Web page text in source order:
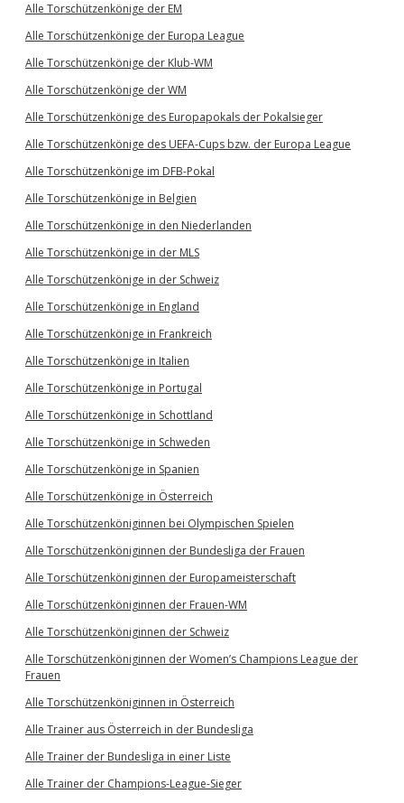
Alle Torschützenkönige der EM
Alle Torschützenkönige der Europa League
Alle Torschützenkönige der Klub-WM
Alle Torschützenkönige der WM
Alle Torschützenkönige des Europapokals der Pokalsieger
Alle Torschützenkönige des UEFA-Cups bzw. der Europa League
Alle Torschützenkönige im DFB-Pokal
Alle Torschützenkönige in Belgien
Alle Torschützenkönige in den Niederlanden
Alle Torschützenkönige in der MLS
Alle Torschützenkönige in der Schweiz
Alle Torschützenkönige in England
Alle Torschützenkönige in Frankreich
Alle Torschützenkönige in Italien
Alle Torschützenkönige in Portugal
Alle Torschützenkönige in Schottland
Alle Torschützenkönige in Schweden
Alle Torschützenkönige in Spanien
Alle Torschützenkönige in Österreich
Alle Torschützenköniginnen bei Olympischen Spielen
Alle Torschützenköniginnen der Bundesliga der Frauen
Alle Torschützenköniginnen der Europameisterschaft
Alle Torschützenköniginnen der Frauen-WM
Alle Torschützenköniginnen der Schweiz
Alle Torschützenköniginnen der Women’s Champions League der
Frauen
Alle Torschützenköniginnen in Österreich
Alle Trainer aus Österreich in der Bundesliga
Alle Trainer der Bundesliga in einer Liste
Alle Trainer der Champions-League-Sieger